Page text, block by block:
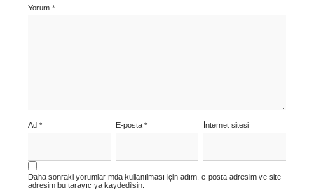
Yorum *
Ad * E-posta* İnternet sitesi
Daha sonraki yorumlarımda kullanılması için adım, e-posta adresim ve site
adresim bu tarayıcıya kaydedilsin.